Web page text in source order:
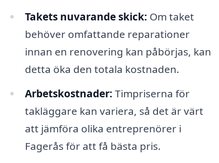
Takets nuvarande skick: Om taket
behöver omfattande reparationer
innan en renovering kan påbörjas, kan
detta öka den totala kostnaden.
Arbetskostnader: Timpriserna för
takläggare kan variera, så det är värt
att jämföra olika entreprenörer i
Fagerås för att få bästa pris.